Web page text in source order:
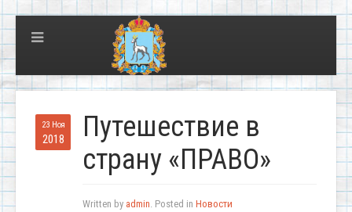
23 Ноя
2018
Путешествие в
страну «ПРАВО»
Written by admin. Posted in Новости